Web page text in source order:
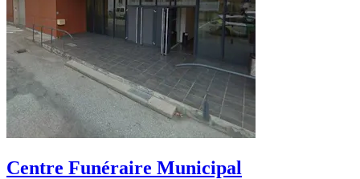
Centre Funéraire Municipal